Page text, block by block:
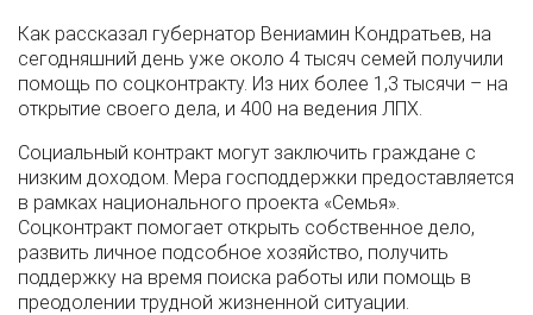
Как рассказал губернатор Вениамин Кондратьев, на
сегодняшний день уже около 4 тысяч семей получили
помощь по соцконтракту. Из них более 1,3 тысячи – на
открытие своего дела, и 400 на ведения ЛПХ.
Социальный контракт могут заключить граждане с
низким доходом. Мера господдержки предоставляется
в рамках национального проекта «Семья».
Соцконтракт помогает открыть собственное дело,
развить личное подсобное хозяйство, получить
поддержку на время поиска работы или помощь в
преодолении трудной жизненной ситуации.